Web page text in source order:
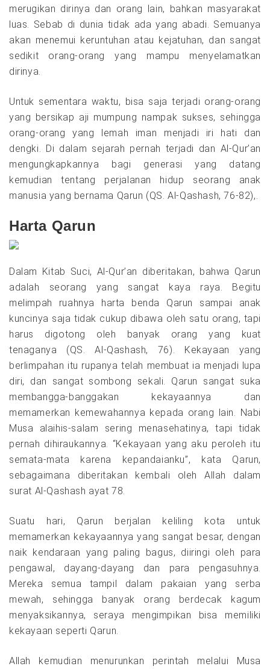
merugikan dirinya dan orang lain, bahkan masyarakat
luas. Sebab di dunia tidak ada yang abadi. Semuanya
akan menemui keruntuhan atau kejatuhan, dan sangat
sedikit orang-orang yang mampu menyelamatkan
dirinya.
Untuk sementara waktu, bisa saja terjadi orang-orang
yang bersikap aji mumpung nampak sukses, sehingga
orang-orang yang lemah iman menjadi iri hati dan
dengki. Di dalam sejarah pernah terjadi dan Al-Qur’an
mengungkapkannya bagi generasi yang datang
kemudian tentang perjalanan hidup seorang anak
manusia yang bernama Qarun (QS. Al-Qashash, 76-82),.
Harta Qarun
Dalam Kitab Suci, Al-Qur’an diberitakan, bahwa Qarun
adalah seorang yang sangat kaya raya. Begitu
melimpah ruahnya harta benda Qarun sampai anak
kuncinya saja tidak cukup dibawa oleh satu orang, tapi
harus digotong oleh banyak orang yang kuat
tenaganya (QS. Al-Qashash, 76). Kekayaan yang
berlimpahan itu rupanya telah membuat ia menjadi lupa
diri, dan sangat sombong sekali. Qarun sangat suka
membangga-banggakan kekayaannya dan
memamerkan kemewahannya kepada orang lain. Nabi
Musa alaihis-salam sering menasehatinya, tapi tidak
pernah dihiraukannya. “Kekayaan yang aku peroleh itu
semata-mata karena kepandaianku”, kata Qarun,
sebagaimana diberitakan kembali oleh Allah dalam
surat Al-Qashash ayat 78.
Suatu hari, Qarun berjalan keliling kota untuk
memamerkan kekayaannya yang sangat besar, dengan
naik kendaraan yang paling bagus, diiringi oleh para
pengawal, dayang-dayang dan para pengasuhnya.
Mereka semua tampil dalam pakaian yang serba
mewah, sehingga banyak orang berdecak kagum
menyaksikannya, seraya mengimpikan bisa memiliki
kekayaan seperti Qarun.
Allah kemudian menurunkan perintah melalui Musa